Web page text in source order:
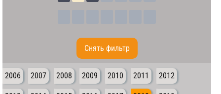
Cнять фильтр
2006 2007 2008 2009 2010 2011 2012